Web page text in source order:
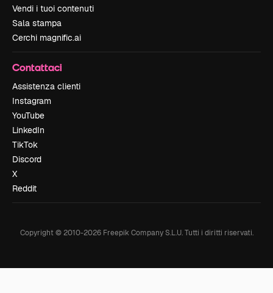
Vendi i tuoi contenuti
Sala stampa
Cerchi magnific.ai
Contattaci
Assistenza clienti
Instagram
YouTube
LinkedIn
TikTok
Discord
X
Reddit
Copyright © 2010-2026Freepik Company S.L.U. Tutti i diritti riservati.